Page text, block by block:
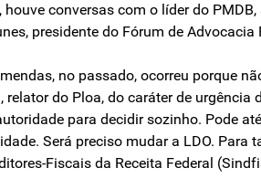
conversas com o líder do
presidente do Fórum de
no passado, ocorreu porque
relator do Ploa, do caráter de
para decidir sozinho. Pode
Será preciso mudar a LDO.
Fiscais da Receita Federal